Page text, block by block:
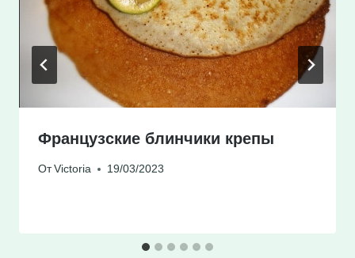
Французские блинчики крепы
От Victoria 19/03/2023